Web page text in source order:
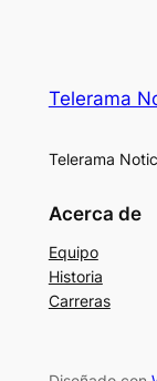
Telerama
Telerama
Acerca de
Equipo
Historia
Carreras